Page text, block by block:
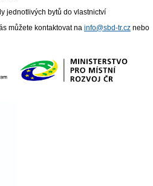
jednotlivých bytů do vlastnictví
můžete kontaktovat na info@sbd-tr.cz nebo